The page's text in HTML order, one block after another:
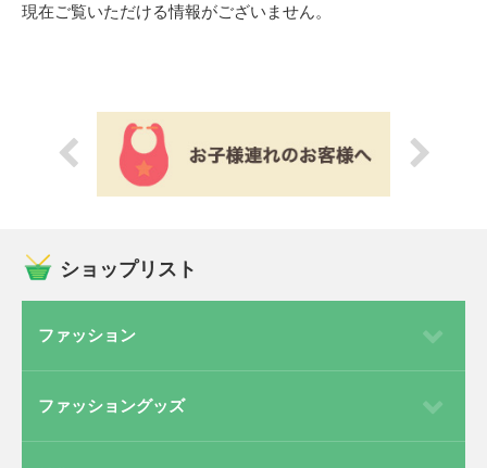
現在ご覧いただける情報がございません。
ショップリスト
ファッション
ファッショングッズ